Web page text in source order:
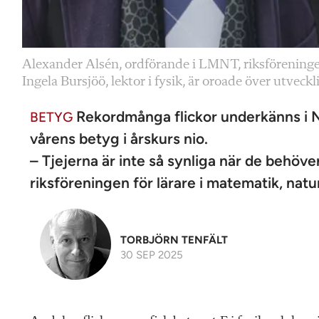
Alexander Alsén, ordförande i LMNT,
Ingela Bursjöö, lektor i fysik, är oroade över
BETYG Rekordmånga flickor underkänns i
vårens betyg i årskurs nio.
– Tjejerna är inte så synliga när de
riksföreningen för lärare i matematik,
TORBJÖRN TENFÄLT
30 SEP 2025